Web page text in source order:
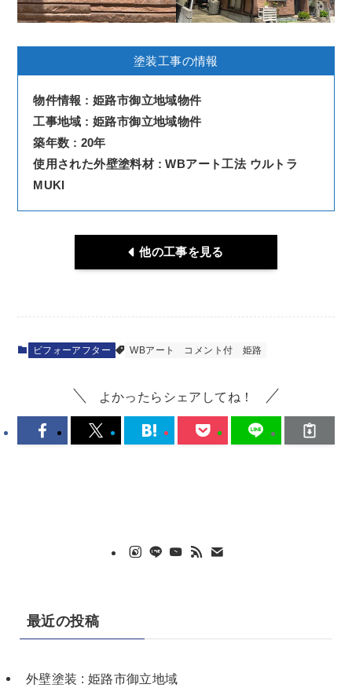
塗装工事の情報
物件情報 : 姫路市御立地域物件
工事地域 : 姫路市御立地域物件
築年数 : 20年
使用された外壁塗料材 : WBアート工法 ウルトラ
MUKI
他の工事を見る
ビフォーアフター WBアート コメント付 姫路
よかったらシェアしてね！
最近の投稿
外壁塗装 : 姫路市御立地域